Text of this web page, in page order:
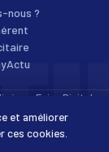
nous ?
par Enjoy Digital
et améliorer
ces cookies.